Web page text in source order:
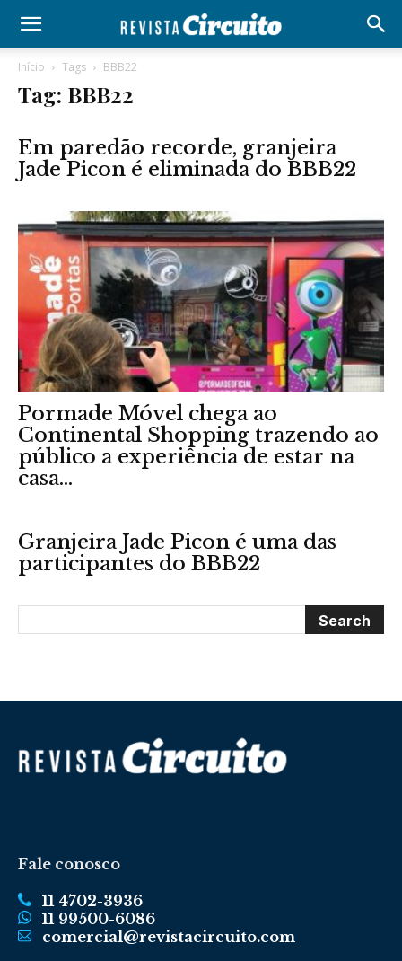
Início Tags BBB22
Tag: BBB22
Em paredão recorde, granjeira
Jade Picon é eliminada do BBB22
Pormade Móvel chega ao
Continental Shopping trazendo ao
público a experiência de estar na
casa...
Granjeira Jade Picon é uma das
participantes do BBB22
Fale conosco
11 4702-3936
11 99500-6086
comercial@revistacircuito.com